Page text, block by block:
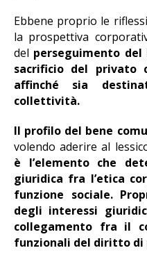
Ebbene proprio le
la prospettiva
del perseguimento
sacrificio del privato
affinché sia
collettività.
Il profilo del bene
volendo aderire al
è l’elemento che
giuridica fra l’etica
funzione sociale.
degli interessi
collegamento fra il
funzionali del diritto di